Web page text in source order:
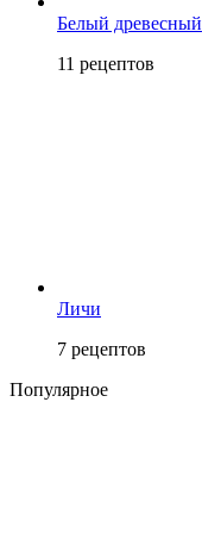
Белый древесный
11 рецептов
Личи
7 рецептов
Популярное